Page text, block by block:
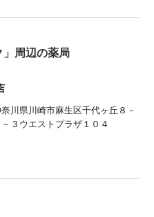
」周辺の薬局
川県川崎市麻生区千代ヶ丘８－
－３ウエストプラザ１０４